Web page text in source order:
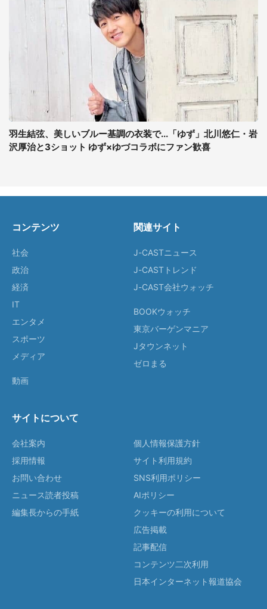
羽生結弦、美しいブルー基調の衣装で...「ゆず」北川悠仁・岩
沢厚治と3ショット ゆず×ゆづコラボにファン歓喜
コンテンツ
社会
政治
経済
IT
エンタメ
スポーツ
メディア
動画
関連サイト
J-CASTニュース
J-CASTトレンド
J-CAST会社ウォッチ
BOOKウォッチ
東京バーゲンマニア
Jタウンネット
ゼロまる
サイトについて
会社案内
採用情報
お問い合わせ
ニュース読者投稿
編集長からの手紙
個人情報保護方針
サイト利用規約
SNS利用ポリシー
AIポリシー
クッキーの利用について
広告掲載
記事配信
コンテンツ二次利用
日本インターネット報道協会